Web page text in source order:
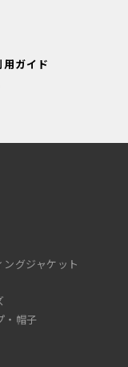
用ガイド
ングジャケット
・帽子